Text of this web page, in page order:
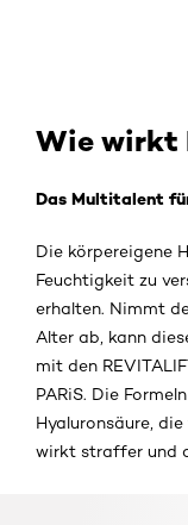
Wie wirkt
Das Multitalent
Die körpereigene
Feuchtigkeit zu
erhalten. Nimmt
Alter ab, kann
mit den
PARiS. Die
Hyaluronsäure,
wirkt straffer und